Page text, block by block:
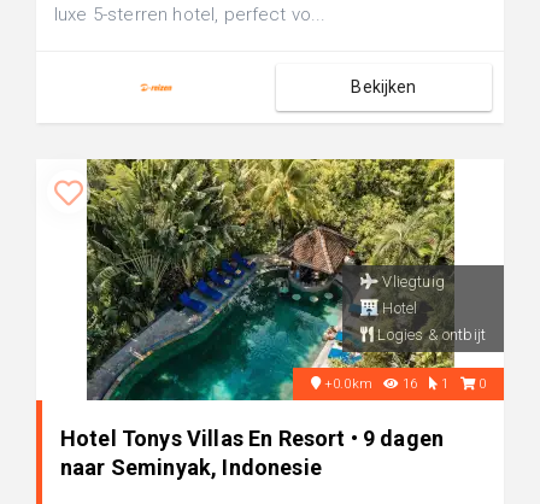
luxe 5-sterren hotel, perfect vo...
Bekijken
Vliegtuig
Hotel
Logies & ontbijt
+0.0km 16 1 0
Hotel Tonys Villas En Resort • 9 dagen
naar Seminyak, Indonesie